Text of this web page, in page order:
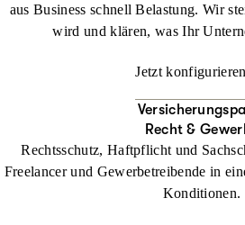
aus Business schnell Belastung. Wir
wird und klären, was Ihr
Jetzt konfigurieren
Recht &
Rechtsschutz, Haftpflicht und
Freelancer und Gewerbetreibende in
Konditionen.